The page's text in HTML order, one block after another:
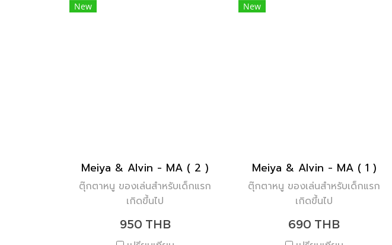
New
Meiya & Alvin - MA ( 2 )
ตุ๊กตาหนู ของเล่นสำหรับเด็กแรก
เกิดขึ้นไป
950 THB
New
Meiya & Alvin - MA ( 1 )
ตุ๊กตาหนู ของเล่นสำหรับเด็กแรก
เกิดขึ้นไป
690 THB